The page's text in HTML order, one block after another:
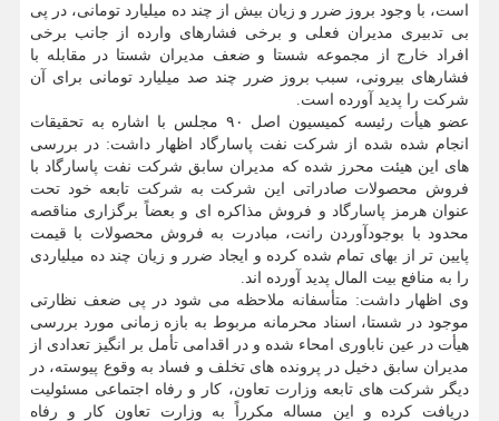
است، با وجود بروز ضرر و زیان بیش از چند ده میلیارد تومانی، در پی
بی تدبیری مدیران فعلی و برخی فشارهای وارده از جانب برخی
افراد خارج از مجموعه شستا و ضعف مدیران شستا در مقابله با
فشارهای بیرونی، سبب بروز ضرر چند صد میلیارد تومانی برای آن
شرکت را پدید آورده است.
عضو هیأت رئیسه کمیسیون اصل ۹۰ مجلس با اشاره به تحقیقات
انجام شده شده از شرکت نفت پاسارگاد اظهار داشت: در بررسی
های این هیئت محرز شده که مدیران سابق شرکت نفت پاسارگاد با
فروش محصولات صادراتی این شرکت به شرکت تابعه خود تحت
عنوان هرمز پاسارگاد و فروش مذاکره ای و بعضاً برگزاری مناقصه
محدود با بوجودآوردن رانت، مبادرت به فروش محصولات با قیمت
پایین تر از بهای تمام شده کرده و ایجاد ضرر و زیان چند ده میلیاردی
را به منافع بیت المال پدید آورده اند.
وی اظهار داشت: متأسفانه ملاحظه می شود در پی ضعف نظارتی
موجود در شستا، اسناد محرمانه مربوط به بازه زمانی مورد بررسی
هیأت در عین ناباوری امحاء شده و در اقدامی تأمل بر انگیز تعدادی از
مدیران سابق دخیل در پرونده های تخلف و فساد به وقوع پیوسته، در
دیگر شرکت های تابعه وزارت تعاون، کار و رفاه اجتماعی مسئولیت
دریافت کرده و این مساله مکرراً به وزارت تعاون کار و رفاه